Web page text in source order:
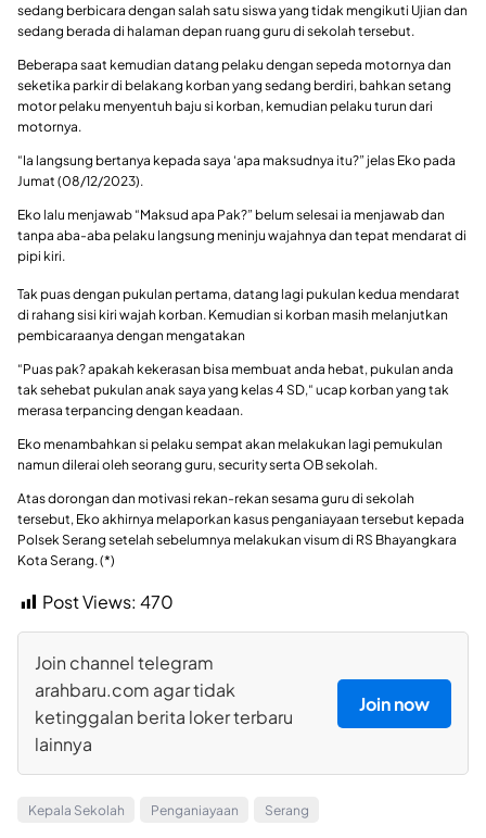
sedang berbicara dengan salah satu siswa yang tidak mengikuti Ujian dan
sedang berada di halaman depan ruang guru di sekolah tersebut.
Beberapa saat kemudian datang pelaku dengan sepeda motornya dan
seketika parkir di belakang korban yang sedang berdiri, bahkan setang
motor pelaku menyentuh baju si korban, kemudian pelaku turun dari
motornya.
“Ia langsung bertanya kepada saya ‘apa maksudnya itu?” jelas Eko pada
Jumat (08/12/2023).
Eko lalu menjawab “Maksud apa Pak?” belum selesai ia menjawab dan
tanpa aba-aba pelaku langsung meninju wajahnya dan tepat mendarat di
pipi kiri.
Tak puas dengan pukulan pertama, datang lagi pukulan kedua mendarat
di rahang sisi kiri wajah korban. Kemudian si korban masih melanjutkan
pembicaraanya dengan mengatakan
“Puas pak? apakah kekerasan bisa membuat anda hebat, pukulan anda
tak sehebat pukulan anak saya yang kelas 4 SD,“ ucap korban yang tak
merasa terpancing dengan keadaan.
Eko menambahkan si pelaku sempat akan melakukan lagi pemukulan
namun dilerai oleh seorang guru, security serta OB sekolah.
Atas dorongan dan motivasi rekan-rekan sesama guru di sekolah
tersebut, Eko akhirnya melaporkan kasus penganiayaan tersebut kepada
Polsek Serang setelah sebelumnya melakukan visum di RS Bhayangkara
Kota Serang. (*)
Post Views: 470
Join channel telegram
arahbaru.com agar tidak
ketinggalan berita loker terbaru
lainnya
Join now
Kepala Sekolah Penganiayaan Serang